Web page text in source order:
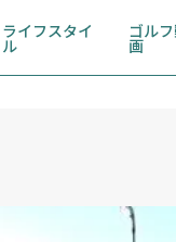
ライフスタイ
ル
ゴル
画